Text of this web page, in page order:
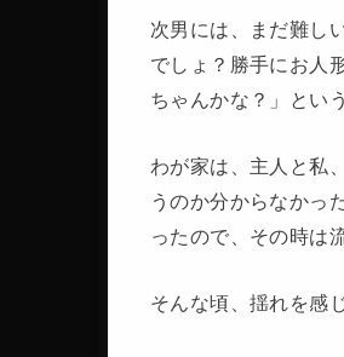
次男には、まだ難し
でしょ？勝手にお人
ちゃんかな？」とい
わが家は、主人と私
うのか分からなかっ
ったので、その時は
そんな頃、揺れを感